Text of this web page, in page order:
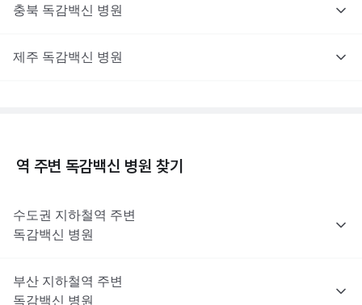
충북 독감백신 병원
제주 독감백신 병원
역 주변 독감백신 병원 찾기
수도권 지하철역 주변
독감백신
병원
부산 지하철역 주변
독감백신
병원